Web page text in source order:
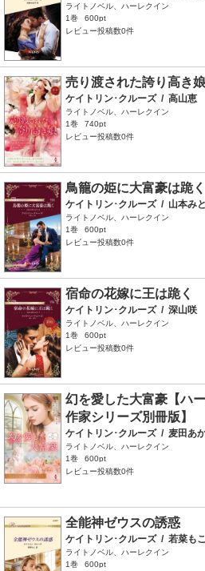
ライトノベル、ハーレクイン
1巻
600pt
レビュー投稿数0件
売り渡された誇り高き娘
ケイトリン･クルーズ / 高山恵
ライトノベル、ハーレクイン
1巻
740pt
レビュー投稿数0件
鳥籠の姫に大富豪は跪く
ケイトリン･クルーズ / 山本みと
ライトノベル、ハーレクイン
1巻
600pt
レビュー投稿数0件
宿命の花嫁に王は跪く
ケイトリン･クルーズ / 深山咲
ライトノベル、ハーレクイン
1巻
600pt
レビュー投稿数0件
幻を愛した大富豪【ハ
作家シリーズ別冊版】
ケイトリン･クルーズ / 麦田あ
ライトノベル、ハーレクイン
1巻
600pt
レビュー投稿数0件
全能神ゼウスの誘惑
ケイトリン･クルーズ / 若菜もこ
ライトノベル、ハーレクイン
1巻
600pt